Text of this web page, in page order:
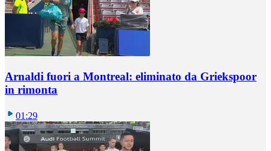
Arnaldi fuori a Montreal: eliminato da Griekspoor
in rimonta
01:29